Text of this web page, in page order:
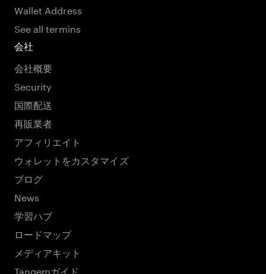
Wallet Address
See all termins
会社
会社概要
Security
国際配送
再販業者
アフィリエイト
ウォレットをカスタマイズ
ブログ
News
学習ハブ
ロードマップ
メディアキット
Tangemガイド